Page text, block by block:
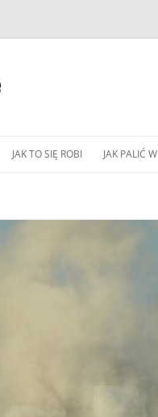
do
JAK TO SIĘ ROBI JAK PALIĆ